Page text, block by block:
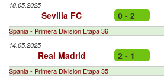
18.05.2025
Sevilla FC 0 - 2
Spania - Primera Division Etapa 36
14.05.2025
Real Madrid 2 - 1
Spania - Primera Division Etapa 35